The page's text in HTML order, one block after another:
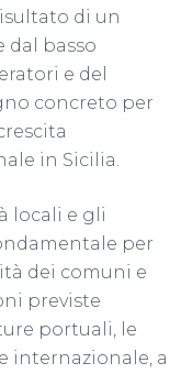
di un
dal basso
e del
concreto per
in Sicilia.
locali e gli
per
dei comuni e
previste
portuali, le
internazionale, a